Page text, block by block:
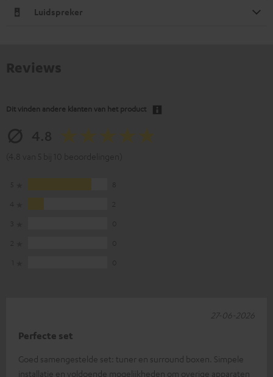
Luidspreker
Dit vinden andere klanten van het product
Perfecte set
Goed samengestelde set: tuner en surround boxen. Simpele
installatie en voldoende mogelijkheden om overige apparaten
27-06-2026